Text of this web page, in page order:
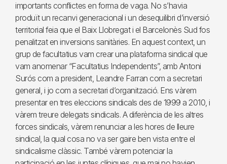
importants conflictes en forma de vaga. No s’havia
produït un recanvi generacional i un desequilibri d’inversió
territorial feia que el Baix Llobregat i el Barcelonès Sud fos
penalitzat en inversions sanitàries. En aquest context, un
grup de facultatius vam crear una plataforma sindical que
vam anomenar “Facultatius Independents”, amb Antoni
Surós com a president, Leandre Farran com a secretari
general, i jo com a secretari d’organització. Ens vàrem
presentar en tres eleccions sindicals des de 1999 a 2010, i
vàrem treure delegats sindicals. A diferència de les altres
forces sindicals, vàrem renunciar a les hores de lleure
sindical, la qual cosa no va ser gaire ben vista entre el
sindicalisme clàssic. També vàrem potenciar la